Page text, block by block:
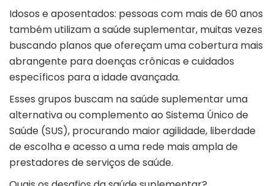
Idosos e aposentados: pessoas com mais de 60 anos
também utilizam a saúde suplementar, muitas vezes
buscando planos que ofereçam uma cobertura mais
abrangente para doenças crônicas e cuidados
específicos para a idade avançada.
Esses grupos buscam na saúde suplementar uma
alternativa ou complemento ao Sistema Único de
Saúde (SUS), procurando maior agilidade, liberdade
de escolha e acesso a uma rede mais ampla de
prestadores de serviços de saúde.